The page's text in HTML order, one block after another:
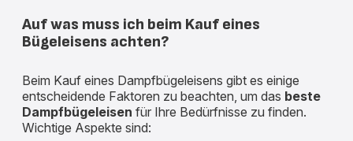
Auf was muss ich beim Kauf eines
Bügeleisens achten?
Beim Kauf eines Dampfbügeleisens gibt es einige
entscheidende Faktoren zu beachten, um das beste
Dampfbügeleisen für Ihre Bedürfnisse zu finden.
Wichtige Aspekte sind: